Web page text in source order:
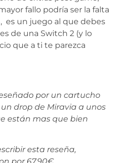
fallo podría ser la falta
es un juego al que debes
de una Switch 2 (y lo
que a ti te parezca
por un cartucho
drop de Miravia a unos
están mas que bien
esta reseña,